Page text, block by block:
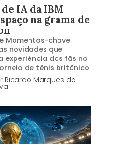
IA da IBM
na grama de
Momentos-chave
novidades que
experiência dos fãs no
de tênis britânico
Ricardo Marques da